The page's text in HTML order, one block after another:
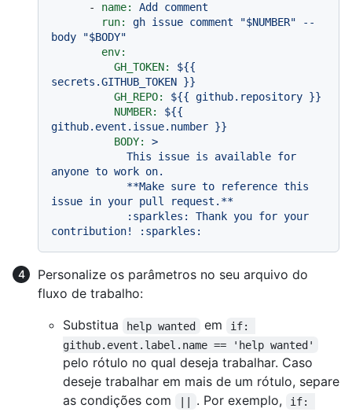
-
name: Add
comment
run:
gh issue comment "$NUMBER"
--
body
"$BODY"
env:
GH_TOKEN:
${{
secrets.GITHUB_TOKEN }}
GH_REPO:
${{ github.repository }}
NUMBER:
${{
github.event.issue.number }}
BODY:
>
anyone to work on.
issue in your pull request.**
Personalize os parâmetros no seu arquivo do
fluxo de trabalho:
Substitua
help wanted em
if:
github.event.label.name == 'help wanted'
pelo rótulo no qual deseja trabalhar. Caso
deseje trabalhar em mais de um rótulo, separe
as condições com
|| . Por exemplo,
if: